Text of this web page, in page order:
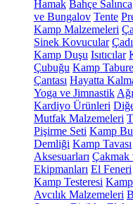
Hamak Bahçe
ve Bungalov Tente
Kamp Malzemeleri
Sinek Kovucular
Kamp Duşu Isıtıcılar
Çubuğu Kamp
Çantası Hayatta
Yoga ve Jimnastik
Kardiyo Ürünleri
Mutfak Malzemeleri
Pişirme Seti Kamp
Demliği Kamp Tavası
Aksesuarları Çakmak
Ekipmanları El Feneri
Kamp Testeresi
Avcılık Malzemeleri